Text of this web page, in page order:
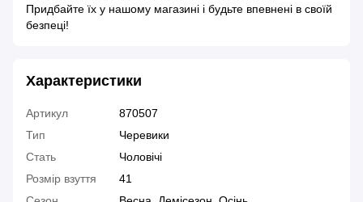
Придбайте їх у нашому магазині і будьте впевнені в своїй
безпеці!
Характеристики
Артикул
870507
Тип
Черевики
Стать
Чоловічі
Розмір взуття
41